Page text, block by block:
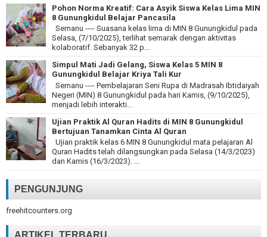
Pohon Norma Kreatif: Cara Asyik Siswa Kelas Lima MIN
8 Gunungkidul Belajar Pancasila
Semanu ---- Suasana kelas lima di MIN 8 Gunungkidul pada
Selasa, (7/10/2025), terlihat semarak dengan aktivitas
kolaboratif. Sebanyak 32 p...
Simpul Mati Jadi Gelang, Siswa Kelas 5 MIN 8
Gunungkidul Belajar Kriya Tali Kur
Semanu ---- Pembelajaran Seni Rupa di Madrasah Ibtidaiyah
Negeri (MIN) 8 Gunungkidul pada hari Kamis, (9/10/2025),
menjadi lebih interakti...
Ujian Praktik Al Quran Hadits di MIN 8 Gunungkidul
Bertujuan Tanamkan Cinta Al Quran
Ujian praktik kelas 6 MIN 8 Gunungkidul mata pelajaran Al
Quran Hadits telah dilangsungkan pada Selasa (14/3/2023)
dan Kamis (16/3/2023). ...
PENGUNJUNG
freehitcounters.org